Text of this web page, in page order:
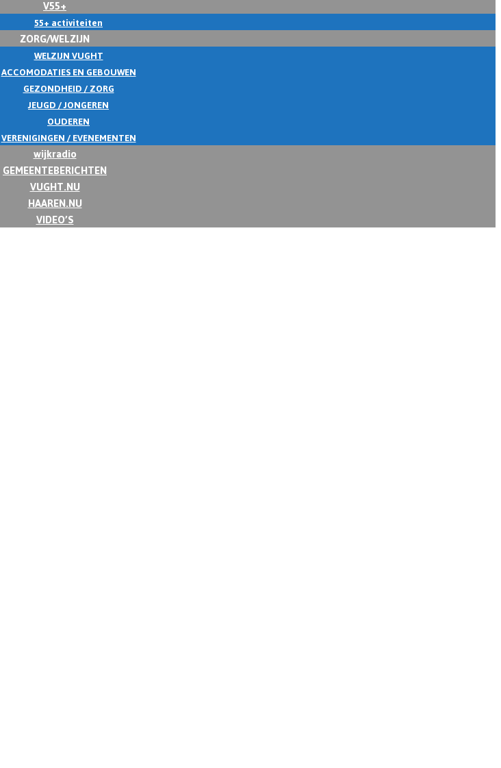
V55+
55+ activiteiten
ZORG/WELZIJN
WELZIJN VUGHT
ACCOMODATIES EN GEBOUWEN
GEZONDHEID / ZORG
JEUGD / JONGEREN
OUDEREN
VERENIGINGEN / EVENEMENTEN
wijkradio
GEMEENTEBERICHTEN
VUGHT.NU
HAAREN.NU
VIDEO’S